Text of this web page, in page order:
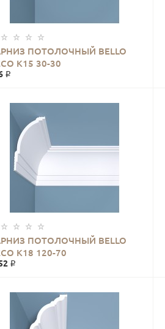
ПОТОЛОЧНЫЙ BELLO
К15 30-30
₽
ПОТОЛОЧНЫЙ BELLO
К18 120-70
₽